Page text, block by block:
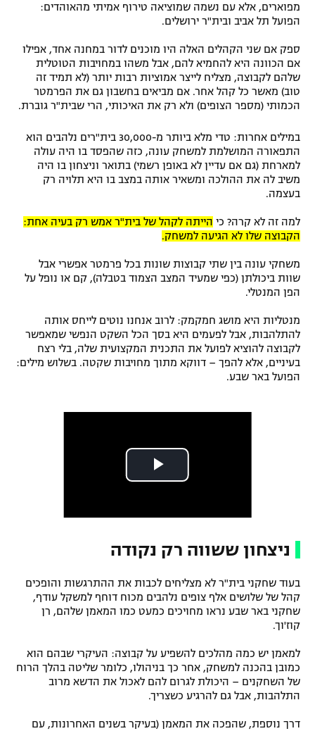
תנאי שימוש
מדיניות פרטיות
תקנון פעילות ספורט 1
רשיון להקרנה פומבית לבית עסק
הצטרפות לחבילת הערוצים
המגזין
ספורט אתגרי ואקסטרים
גיימינג E-Sports
מפוארים, אלא עם נשמה שמוציאה טירוף אמיתי מהאוהדים:
הפועל תל אביב ובית"ר ירושלים.
ספק אם שני הקהלים האלה היו מוכנים לדור במחנה אחד, אפילו
אם הכוונה היא להחמיא להם, אבל משהו במחויבות הטוטלית
שלהם לקבוצה, מצליח לייצר אמוציות רבות יותר (לא תמיד זה
טוב) מאשר כל קהל אחר. אם מביאים בחשבון גם את הפרמטר
הכמותי (מספר הצופים) ולא רק את האיכותי, הרי שבית"ר גוברת.
במילים אחרות: טדי מלא ביותר מ-30,000 בית"רים נלהבים הוא
התפאורה המושלמת למשחק עונה, כזה שהפסד בו היה עולה
למארחת (גם אם עדיין לא באופן רשמי) בתואר וניצחון בו היה
משיב לה את ההולכה ומשאיר אותה במצב בו היא תלויה רק
בעצמה.
למה זה לא קרה? כי הייתה לקהל של בית"ר אמש רק בעיה אחת:
הקבוצה שלו לא הגיעה למשחק.
משחקי עונה בין שתי קבוצות שונות בכל פרמטר אפשרי אבל
שוות ביכולתן (כפי שמעיד המצב הצמוד בטבלה), קם או נופל על
הפן המנטלי.
מנטליות היא מושג חמקמק: לרוב אנחנו נוטים לייחס אותה
להתלהבות, אבל לפעמים היא בסך הכל השקט הנפשי שמאפשר
לקבוצה להוציא לפועל את התכנית המקצועית שלה, בלי רצח
בעיניים, אלא להפך – דווקא מתוך מחויבות שקטה. בשלוש מילים:
הפועל באר שבע.
ניצחון ששווה רק נקודה
בעוד שחקני בית"ר לא מצליחים לכבות את ההתרגשות והופכים
קהל של שלושים אלף צופים נלהבים מכוח דוחף למשקל עודף,
שחקני באר שבע נראו מחויכים כמעט כמו המאמן שלהם, רן
קוז'וך.
למאמן יש כמה מהלכים להשפיע על קבוצה: העיקרי שבהם הוא
כמובן בהכנה למשחק, אחר כך בניהולו, כלומר שליטה בהלך הרוח
של השחקנים – היכולת לגרום להם לאכול את הדשא מרוב
התלהבות, אבל גם להרגיע כשצריך.
דרך נוספת, שהפכה את המאמן (בעיקר בשנים האחרונות, עם